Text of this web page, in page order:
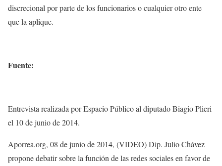
discrecional por parte de los funcionarios o cualquier otro ente
que la aplique.
Fuente:
Entrevista realizada por Espacio Público al diputado Biagio Plieri
el 10 de junio de 2014.
Aporrea.org, 08 de junio de 2014, (VIDEO) Dip. Julio Chávez
propone debatir sobre la función de las redes sociales en favor de